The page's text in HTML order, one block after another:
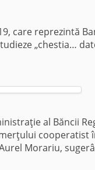
care reprezintă
„chestia…
al Băncii
cooperatist
Morariu,